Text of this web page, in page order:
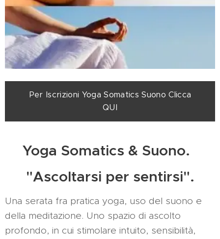
Per Iscrizioni Yoga Somatics Suono Clicca
QUI
Yoga Somatics & Suono.
"Ascoltarsi per sentirsi".
Una serata fra pratica yoga, uso del suono e
della meditazione. Uno spazio di ascolto
profondo, in cui stimolare intuito, sensibilità,